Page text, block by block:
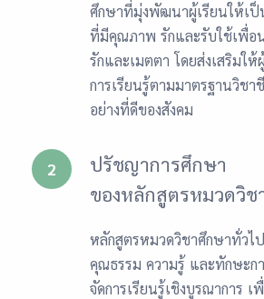
ศึกษาที่มุ่งพัฒนาผู้เรียนให้เ
ที่มีคุณภาพ รักและรับใช้เพื่อ
รักและเมตตา โดยส่งเสริมใ
การเรียนรู้ตามมาตรฐานวิช
อย่างที่ดีของสังคม
2
ปรัชญาการศึกษา
ของหลักสูตรหมวดวิช
หลักสูตรหมวดวิชาศึกษาทั่วไ
คุณธรรม ความรู้ และทักษะก
จัดการเรียนรู้เชิงบูรณาการ เ